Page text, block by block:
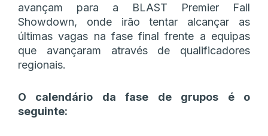
avançam para a BLAST Premier Fall
Showdown, onde irão tentar alcançar as
últimas vagas na fase final frente a equipas
que avançaram através de qualificadores
regionais.
O calendário da fase de grupos é o
seguinte: